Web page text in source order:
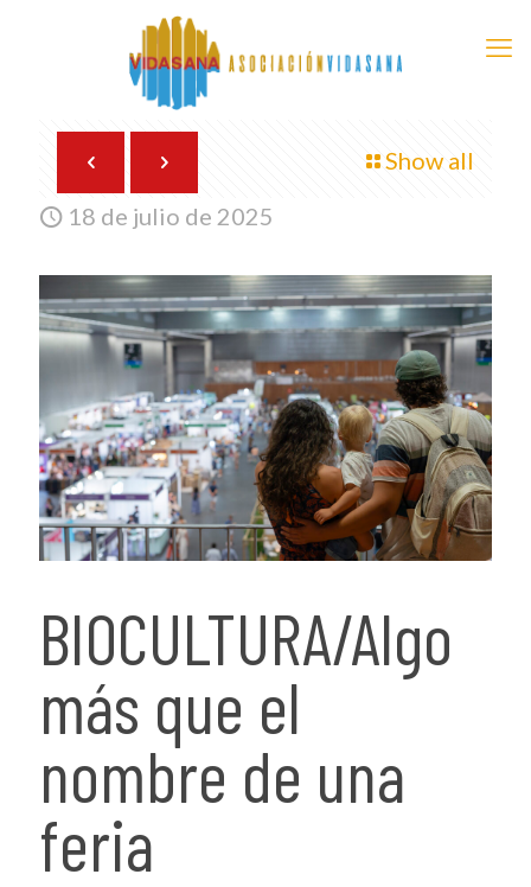
Show all
18 de julio de 2025
BIOCULTURA/Algo
más que el
nombre de una
feria